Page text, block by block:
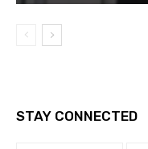
STAY CONNECTED